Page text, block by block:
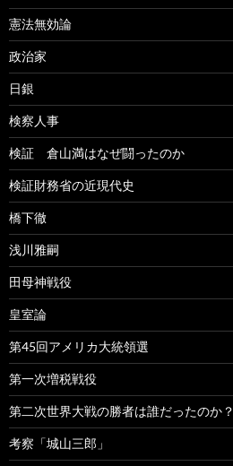
憲法無効論
政治家
日銀
検察人事
検証 倉山満はなぜ闘ったのか
検証財務省の近現代史
橋下徹
浅川雅嗣
田母神戦役
皇室論
第45回アメリカ大統領選
第一次増税戦役
第二次世界大戦の勝者は誰だったのか？
考察「城山三郎」